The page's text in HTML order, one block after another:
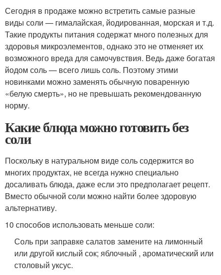
Сегодня в продаже можно встретить самые разные
виды соли — гималайская, йодированная, морская и т.д.
Такие продукты питания содержат много полезных для
здоровья микроэлементов, однако это не отменяет их
возможного вреда для самочувствия. Ведь даже богатая
йодом соль — всего лишь соль. Поэтому этими
новинками можно заменять обычную поваренную
«белую смерть», но не превышать рекомендованную
норму.
Какие блюда можно готовить без
соли
Поскольку в натуральном виде соль содержится во
многих продуктах, не всегда нужно специально
досаливать блюда, даже если это предполагает рецепт.
Вместо обычной соли можно найти более здоровую
альтернативу.
10 способов использовать меньше соли:
Соль при заправке салатов замените на лимонный
или другой кислый сок; яблочный , ароматический или
столовый уксус.